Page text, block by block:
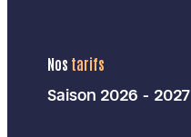
Nos tarifs
Saison 2026 - 2027